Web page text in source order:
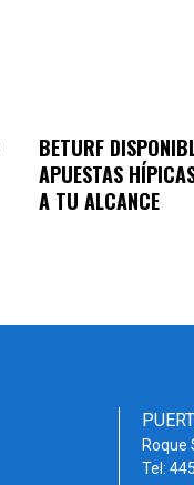
BETURF
APUESTAS
A TU ALCANCE
Roque
Tel: